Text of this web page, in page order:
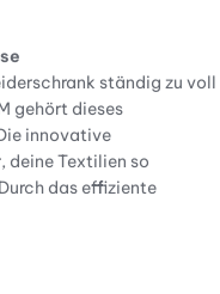
ständig zu voll
gehört dieses
innovative
deine Textilien so
das effiziente